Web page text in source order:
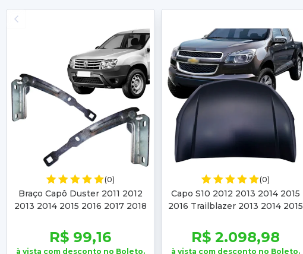
(0)
Braço Capô Duster 2011 2012
2013 2014 2015 2016 2017 2018
2017 2018 19 20
R$ 99,16
à vista com desconto no Boleto.
(0)
Capo S10 2012 2013 2014 2015
2016 Trailblazer 2013 2014 2015
R$ 2.098,98
à vista com desconto no Boleto.